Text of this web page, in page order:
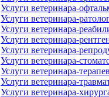
Услуги ветеринара-
Услуги ветеринара-
Услуги ветеринара-
Услуги ветеринара-
Услуги ветеринара-
Услуги ветеринара-
Услуги ветеринара-
Услуги ветеринара-
Услуги ветеринара-